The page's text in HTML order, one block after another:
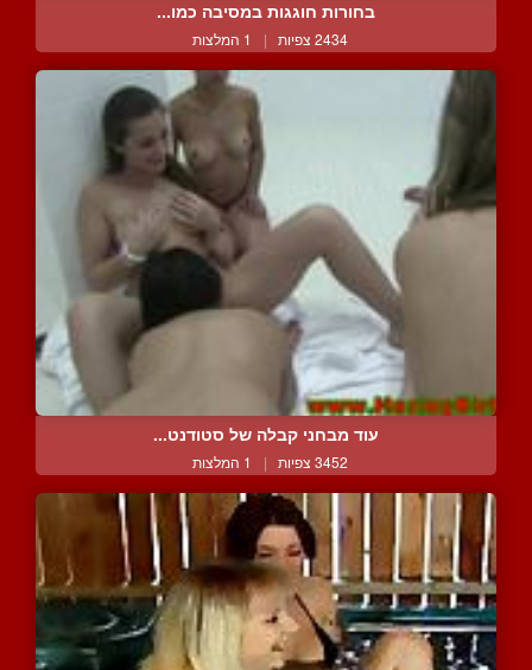
בחורות חוגגות במסיבה כמו...
2434 צפיות | 1 המלצות
עוד מבחני קבלה של סטודנט...
3452 צפיות | 1 המלצות